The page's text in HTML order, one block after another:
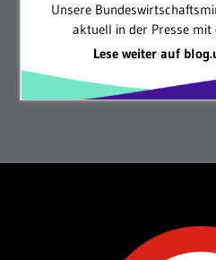
Unsere
aktuell in der Presse mit
Lese weiter auf